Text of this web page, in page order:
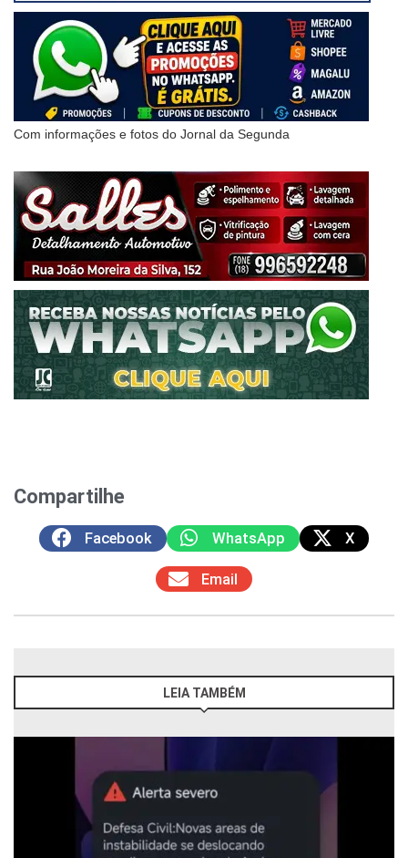
Com informações e fotos do Jornal da Segunda
Compartilhe
Facebook WhatsApp X
Email
LEIA TAMBÉM